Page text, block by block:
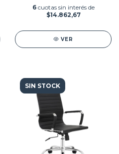
6 cuotas sin interés de
$14.862,67
VER
SIN STOCK